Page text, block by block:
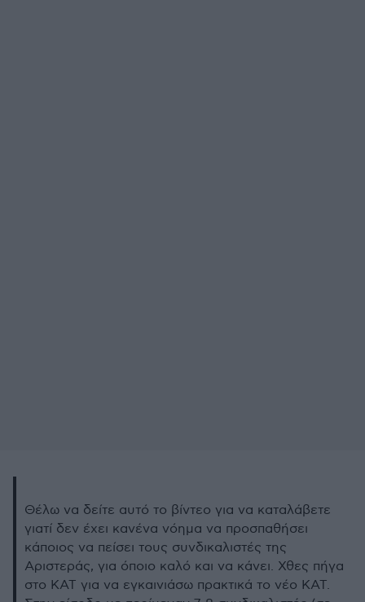
Θέλω να δείτε αυτό το βίντεο για να καταλάβετε
γιατί δεν έχει κανένα νόημα να προσπαθήσει
κάποιος να πείσει τους συνδικαλιστές της
Αριστεράς, για όποιο καλό και να κάνει. Χθες πήγα
στο ΚΑΤ για να εγκαινιάσω πρακτικά το νέο ΚΑΤ.